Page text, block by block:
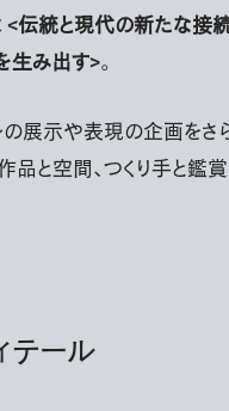
<伝統と現代の新たな接
生み出す>。
展示や表現の企画をさ
品と空間、つくり手と
テール